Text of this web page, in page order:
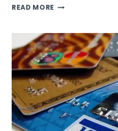
READ MORE INVESTASI
AND
THE
WINNER
IS…